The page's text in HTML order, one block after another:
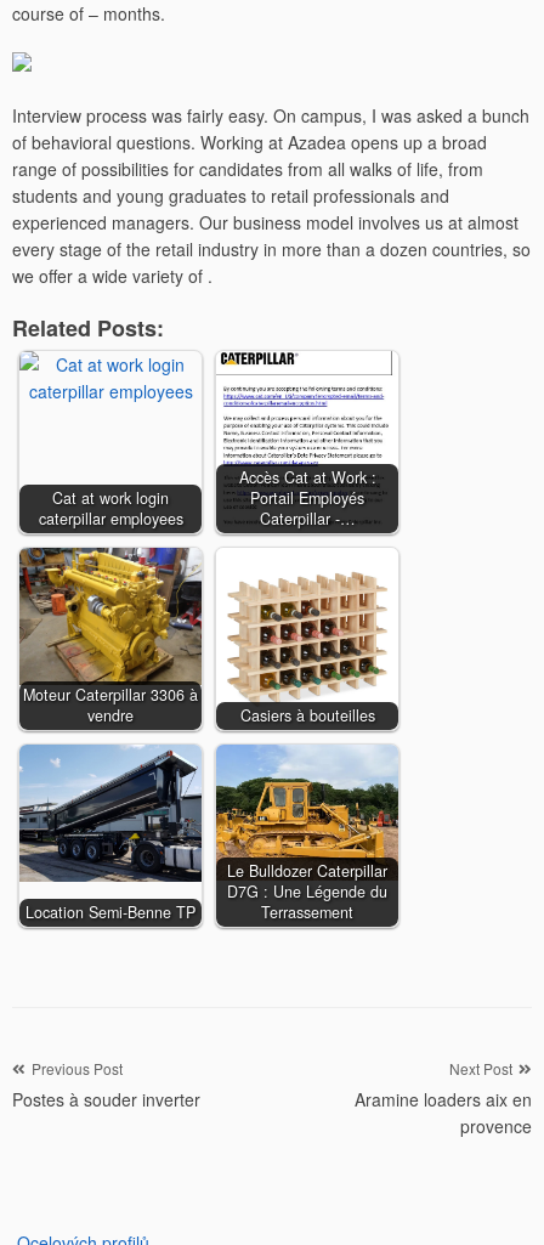
course of – months.
Interview process was fairly easy. On campus, I was asked a bunch
of behavioral questions. Working at Azadea opens up a broad
range of possibilities for candidates from all walks of life, from
students and young graduates to retail professionals and
experienced managers. Our business model involves us at almost
every stage of the retail industry in more than a dozen countries, so
we offer a wide variety of .
Related Posts:
Cat at work login
caterpillar employees
Accès Cat at Work :
Portail Employés
Caterpillar -…
Moteur Caterpillar 3306 à
vendre
Casiers à bouteilles
Location Semi-Benne TP
Le Bulldozer Caterpillar
D7G : Une Légende du
Terrassement
Navigation
de
Previous Post
Postes à souder inverter
Next Post
Aramine loaders aix en
provence